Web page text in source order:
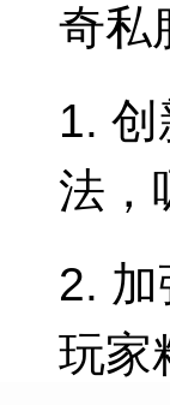
奇私
1.
法，
2.
玩家